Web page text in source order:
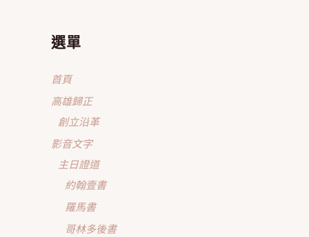
選單
首頁
高雄歸正
創立沿革
影音文字
主日證道
約翰壹書
羅馬書
哥林多後書